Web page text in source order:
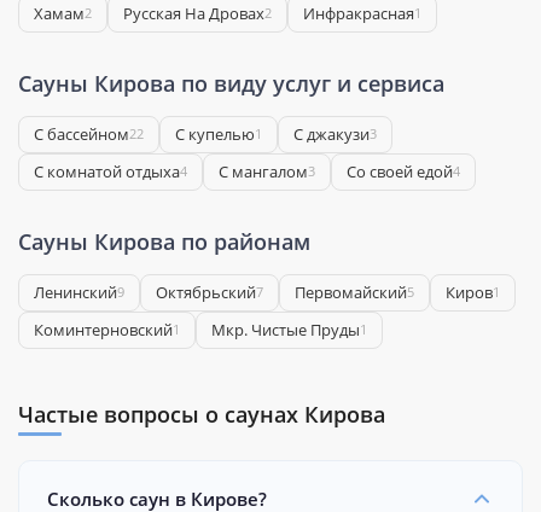
Хамам2 Русская На Дровах2 Инфракрасная1
Сауны Кирова по виду услуг и сервиса
С бассейном22 С купелью1 С джакузи3
С комнатой отдыха4 С мангалом3 Со своей едой4
Сауны Кирова по районам
Ленинский9 Октябрьский7 Первомайский5 Киров1
Коминтерновский1 Мкр. Чистые Пруды1
Частые вопросы о саунах Кирова
Сколько саун в Кирове?